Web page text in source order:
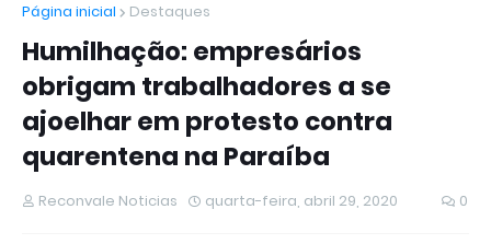
Página inicial Destaques
Humilhação: empresários
obrigam trabalhadores a se
ajoelhar em protesto contra
quarentena na Paraíba
Reconvale Noticias quarta-feira, abril 29, 2020 0